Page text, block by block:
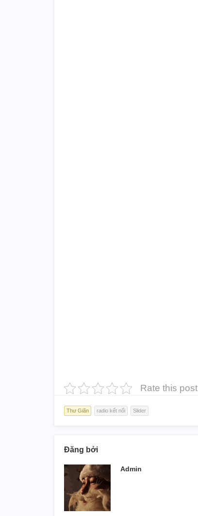
Rate this post
Thư Giãn radio kết nối Slider
Đăng bởi
Admin